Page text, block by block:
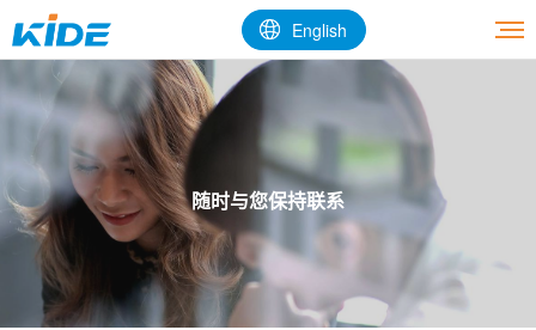
English
随时与您保持联系